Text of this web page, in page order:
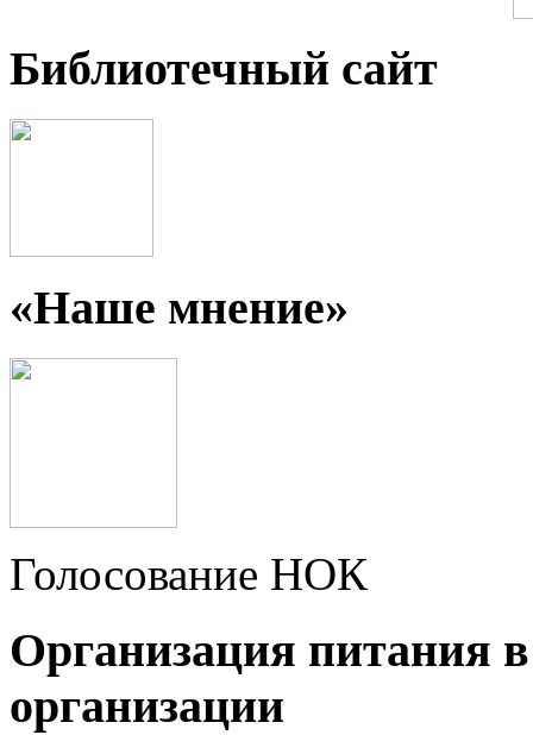
Библиотечный сайт
«Наше мнение»
Голосование НОК
Организация питания
организации